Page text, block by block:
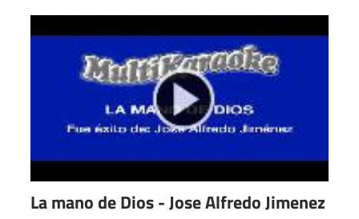
La mano de Dios - Jose Alfredo Jimenez